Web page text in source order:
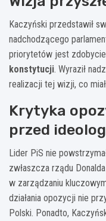
Kaczyński przedstawił
nadchodzącego
priorytetów jest zdobycie
konstytucji. Wyraził
realizacji tej wizji, co
Krytyka
przed
Lider PiS nie
zwłaszcza rządu
w zarządzaniu
działania opozycji nie
Polski. Ponadto,